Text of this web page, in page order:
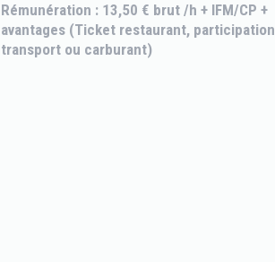
Rémunération : 13,50 € brut /h + IFM/CP +
avantages (Ticket restaurant, participation
transport ou carburant)